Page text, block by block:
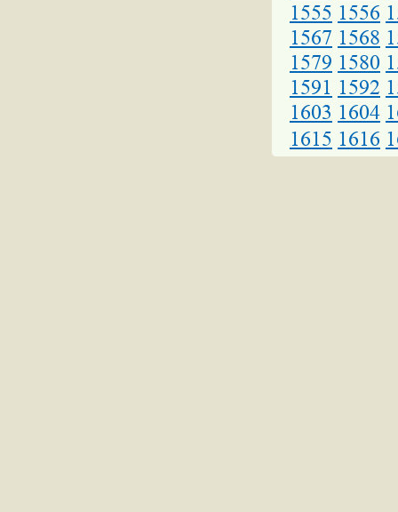
1555 1556
1567 1568
1579 1580
1591 1592
1603 1604
1615 1616